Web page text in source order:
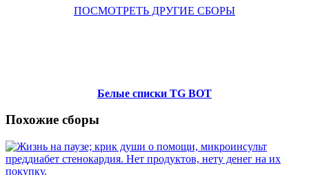
ПОСМОТРЕТЬ ДРУГИЕ СБОРЫ
Белые списки TG BOT
Похожие сборы